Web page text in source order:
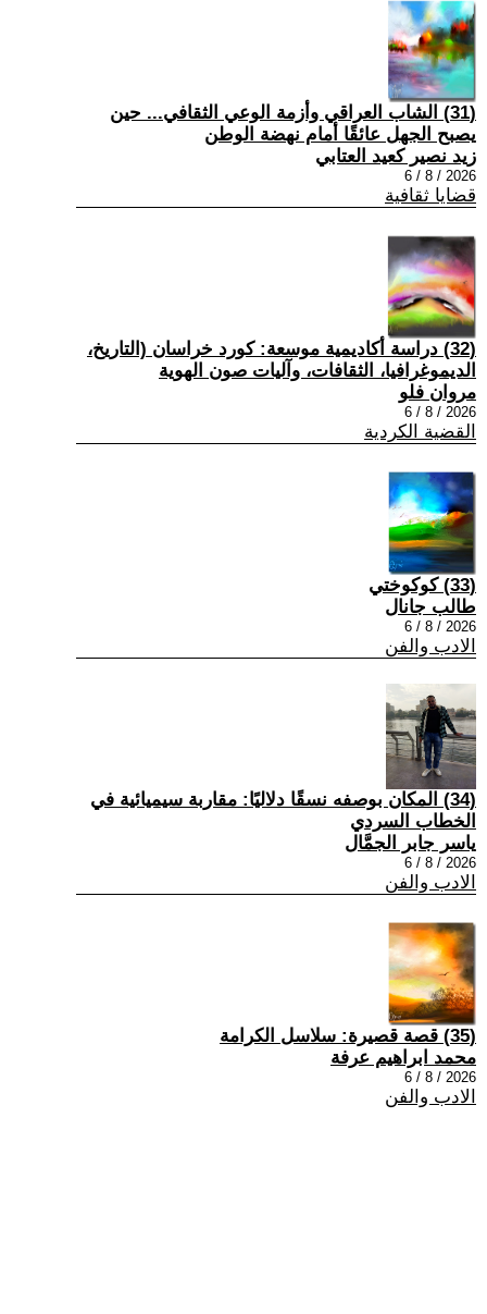
(31) الشاب العراقي وأزمة الوعي الثقافي... حين
يصبح الجهل عائقًا أمام نهضة الوطن
زيد نصير كعيد العتابي
2026 / 8 / 6
قضايا ثقافية
(32) دراسة أكاديمية موسعة: كورد خراسان (التاريخ،
الديموغرافيا، الثقافات، وآليات صون الهوية
مروان فلو
2026 / 8 / 6
القضية الكردية
(33) كوكوختي
طالب جانال
2026 / 8 / 6
الادب والفن
(34) المكان بوصفه نسقًا دلاليًا: مقاربة سيميائية في
الخطاب السردي
ياسر جابر الجمَّال
2026 / 8 / 6
الادب والفن
(35) قصة قصيرة: سلاسل الكرامة
محمد ابراهيم عرفة
2026 / 8 / 6
الادب والفن